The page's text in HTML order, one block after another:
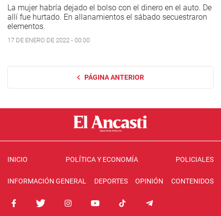
La mujer habría dejado el bolso con el dinero en el auto. De
allí fue hurtado. En allanamientos el sábado secuestraron
elementos.
17 DE ENERO DE 2022 - 00:00
PÁGINA ANTERIOR
INICIO POLÍTICA Y ECONOMÍA POLICIALES
INFORMACIÓN GENERAL DEPORTES OPINIÓN CONTENIDOS